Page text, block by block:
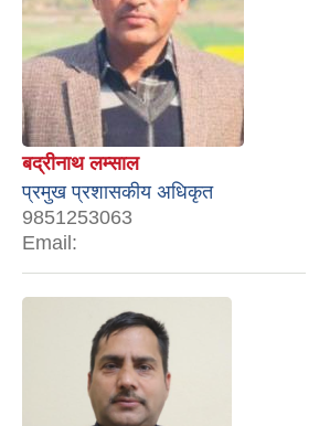
बद्रीनाथ लम्साल
प्रमुख प्रशासकीय अधिकृत
9851253063
Email: